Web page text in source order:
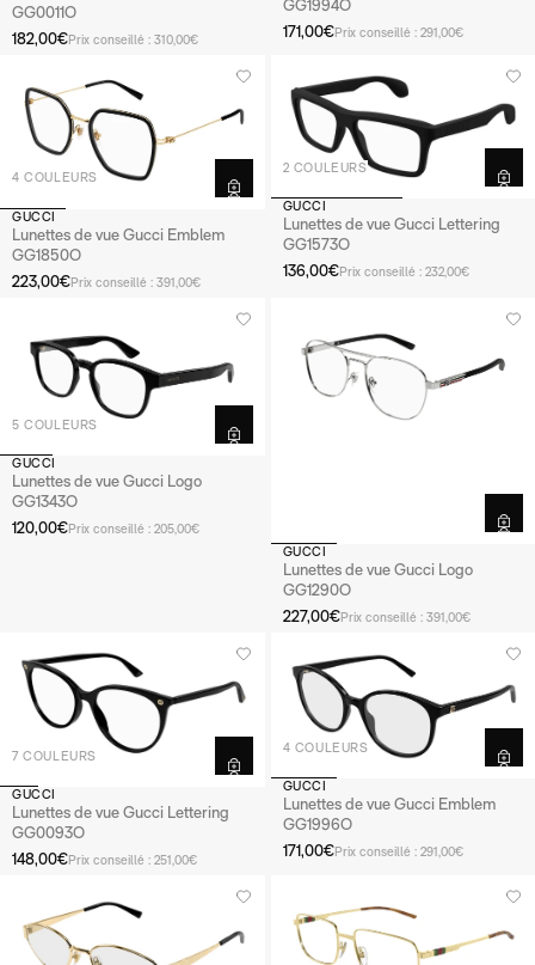
GG0011O
182,00€Prix conseillé : 310,00€
GG1994O
171,00€Prix conseillé : 291,00€
4 COULEURS
GUCCI
Lunettes de vue Gucci Emblem
GG1850O
223,00€Prix conseillé : 391,00€
2 COULEURS
GUCCI
Lunettes de vue Gucci Lettering
GG1573O
136,00€Prix conseillé : 232,00€
5 COULEURS
GUCCI
Lunettes de vue Gucci Logo
GG1343O
120,00€Prix conseillé : 205,00€
GUCCI
Lunettes de vue Gucci Logo
GG1290O
227,00€Prix conseillé : 391,00€
7 COULEURS
GUCCI
Lunettes de vue Gucci Lettering
GG0093O
148,00€Prix conseillé : 251,00€
4 COULEURS
GUCCI
Lunettes de vue Gucci Emblem
GG1996O
171,00€Prix conseillé : 291,00€